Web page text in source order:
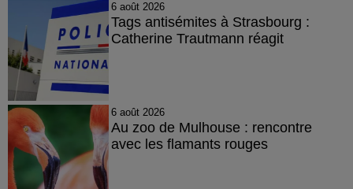
6 août 2026
Tags antisémites à Strasbourg :
Catherine Trautmann réagit
6 août 2026
Au zoo de Mulhouse : rencontre
avec les flamants rouges